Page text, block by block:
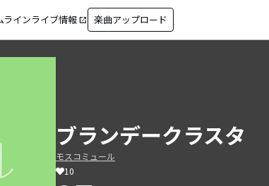
ラインライブ情報 open_in_new 楽曲アップロード
ブランデークラスタ
モスコミュール
10